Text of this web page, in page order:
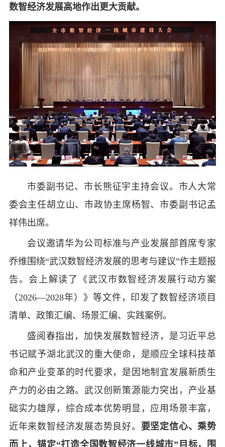
数智经济发展高地作出更大贡献。
市委副书记、市长熊征宇主持会议。市人大常
委会主任胡立山、市政协主席杨智、市委副书记孟
祥伟出席。
会议邀请华为公司标准与产业发展部首席专家
乔维围绕“武汉数智经济发展的思考与建议”作主题报
告。会上解读了《武汉市数智经济发展行动方案
（2026—2028年）》等文件，印发了数智经济项目
清单、政策汇编、场景汇编、实践案例。
盛阅春指出，加快发展数智经济，是习近平总
书记赋予湖北武汉的重大使命，是顺应全球科技革
命和产业变革的时代要求，是因地制宜发展新质生
产力的必由之路。武汉创新策源能力突出，产业基
础实力雄厚，综合成本优势明显，应用场景丰富，
近年来数智经济发展态势良好。 要坚定信心、乘势
而上，锚定“打造全国数智经济一线城市”目标，围